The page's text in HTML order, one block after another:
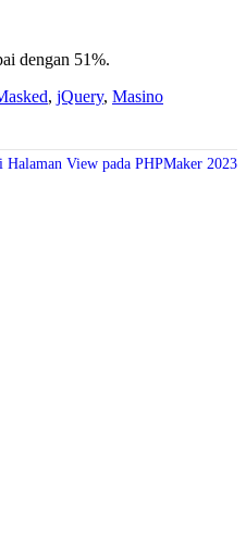
dengan 51%.
, jQuery, Masino
View pada PHPMaker 2023